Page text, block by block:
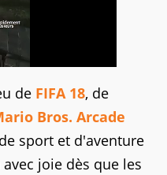
de FIFA 18, de
Bros. Arcade
sport et d'aventure
joie dès que les